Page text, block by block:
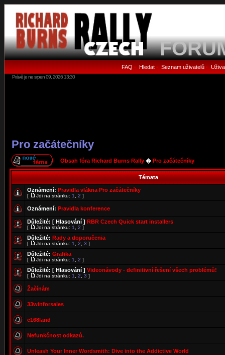
FAQ • Hledat• Seznam uživatelů•
Právě je ne srpen 09, 2026 13:30
Pro začátečníky
Obsah fóra Richard Burns Rally � Pro začátečníky
Témata
Oznámení: Pravidla vlákna Pro začátečníky
[ Jdi na stránku: 1 2 ]
Oznámení: Pravidla konference
Důležité: [ Hlasování ] RBR Czech Quick start installers
[ Jdi na stránku: 1 2 ]
Důležité: Rady a doporučenia
[ Jdi na stránku: 1 2 3 ]
Důležité: Grafika
[ Jdi na stránku: 1 2 ]
Důležité: [ Hlasování ] Videonávody - definitivní řešení všech problémů!
[ Jdi na stránku: 1 2 3 ]
Žačínám
33winforsales
c168land
Nefunkčnost odkazů.
Unleash Your Inner Wordsmith: Dive into the Addictive World